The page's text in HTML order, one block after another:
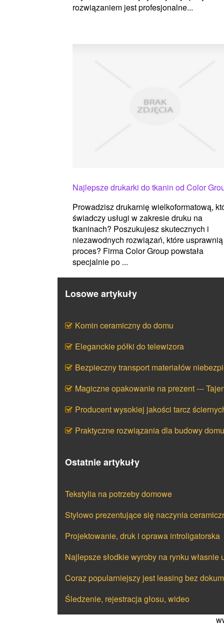
rozwiązaniem jest profesjonalne...
Najlepsze drukarki do tkanin od Color
Prowadzisz drukarnię wielkoformatową,
świadczy usługi w zakresie druku na
tkaninach? Poszukujesz skutecznych i
niezawodnych rozwiązań, które
proces? Firma Color Group powstała
specjalnie po ...
Losowe artykuły
Komin ceramiczny do domu
Eleganckie półki do telewizora
Bezpieczny transport materiałów
Magiczne opakowanie na prezent ---
Producent wysokiej jakości tarcz
Praktyczne rozwiązania dla budowy domu
Ostatnie artykuły
Tekstylia na potrzeby domowe
Stylowo prezentujące się naczynia
Projektowanie, druk i oprawa introligatorska
Najlepsze słodkie wyroby na rynku własnie
Coraz popularniejszy jest leasing bez
Śledzenie, rejestracja głosu, wideo